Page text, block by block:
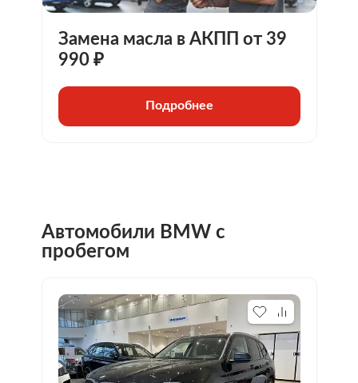
Замена масла в АКПП от 39
990 ₽
Подробнее
Автомобили BMWс
пробегом